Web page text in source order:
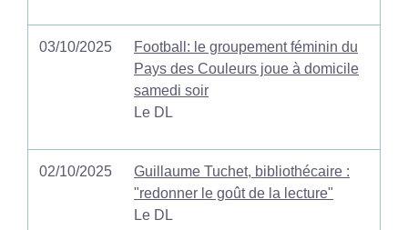
03/10/2025
Football: le groupement féminin du
Pays des Couleurs joue à domicile
samedi soir
Le DL
02/10/2025
Guillaume Tuchet, bibliothécaire :
"redonner le goût de la lecture"
Le DL